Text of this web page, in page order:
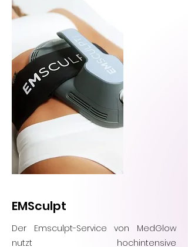
EMSculpt
Der Emsculpt-Service von MedGlow
nutzt hochintensive